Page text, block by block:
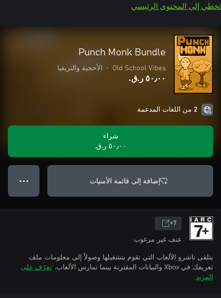
تخطي إلى المحتوى الرئيسي
Punch Monk Bundle
Old School Vibes
• الأحجية والتريفيا
٥٠٫٠٠ ر.ق.‏
2 من اللغات المدعمة
شراء
٥٠٫٠٠ ر.ق.‏
إضافة إلى قائمة الأمنيات ● ● ●
7+
عنف غير مرغوب
يتلقى ناشرو الألعاب التي تقوم بتشغيلها وصولاً إلى معلومات ملف
تعريفك في Xbox والبيانات المقترنة بينما تمارس الألعاب.
تعرّف على
المزيد